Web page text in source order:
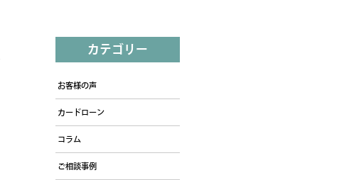
カテゴリー
お客様の声
カードローン
コラム
ご相談事例